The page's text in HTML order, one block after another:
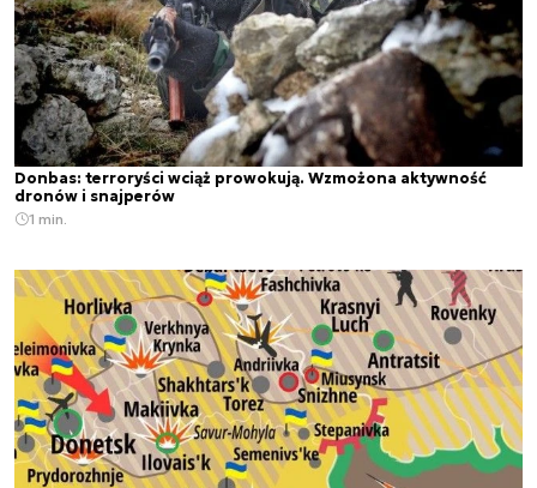
Donbas: terroryści wciąż prowokują. Wzmożona aktywność
dronów i snajperów
1 min.